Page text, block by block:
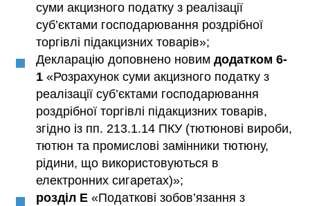
суми акцизного податку з реалізації
суб’єктами господарювання роздрібної
торгівлі підакцизних товарів»;
Декларацію доповнено новимдодатком 6-
1 «Розрахунок суми акцизного податку з
реалізації суб’єктами господарювання
роздрібної торгівлі підакцизних товарів,
згідно із пп. 213.1.14 ПКУ (тютюнові вироби,
тютюн та промислові замінники тютюну,
рідини, що використовуються в
електронних сигаретах)»;
розділ Е «Податкові зобов’язання з